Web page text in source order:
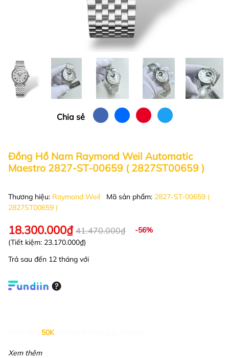
Chia sẻ
Đồng Hồ Nam Raymond Weil Automatic
Maestro 2827-ST-00659 ( 2827ST00659 )
Thương hiệu: Raymond Weil Mã sản phẩm: 2827-ST-00659 (
2827ST00659 )
18.300.000₫ 41.470.000₫
-56%
(Tiết kiệm: 23.170.000₫)
Trả sau đến 12 tháng với
50K
Xem thêm